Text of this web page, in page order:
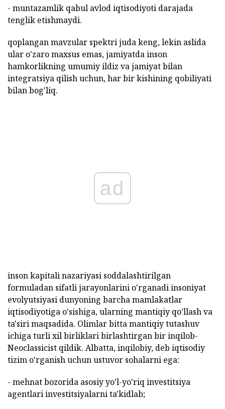
- muntazamlik qabul avlod iqtisodiyoti darajada
tenglik etishmaydi.
qoplangan mavzular spektri juda keng, lekin aslida
ular o'zaro maxsus emas, jamiyatda inson
hamkorlikning umumiy ildiz va jamiyat bilan
integratsiya qilish uchun, har bir kishining qobiliyati
bilan bog'liq.
ad
inson kapitali nazariyasi soddalashtirilgan
formuladan sifatli jarayonlarini o'rganadi insoniyat
evolyutsiyasi dunyoning barcha mamlakatlar
iqtisodiyotiga o'sishiga, ularning mantiqiy qo'llash va
ta'siri maqsadida. Olimlar bitta mantiqiy tutashuv
ichiga turli xil birliklari birlashtirgan bir inqilob-
Neoclassicist qildik. Albatta, inqilobiy, deb iqtisodiy
tizim o'rganish uchun ustuvor sohalarni ega:
- mehnat bozorida asosiy yo'l-yo'riq investitsiya
agentlari investitsiyalarni ta'kidlab;